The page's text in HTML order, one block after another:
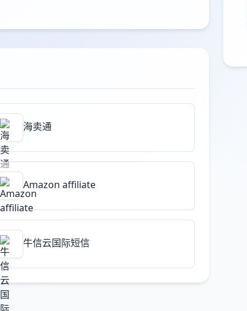
海卖通
Amazon affiliate
牛信云国际短信